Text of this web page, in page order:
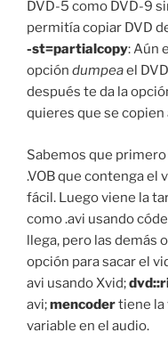
DVD-5 como DVD-9
permitía copiar DVD
-st=partialcopy: Aún
opción dumpeael
después te da la
quieres que se copien
Sabemos que
.VOB que contenga el
fácil. Luego viene la
como .avi usando
llega, pero las demás
opción para sacar el
avi usando Xvid;
avi;mencodertiene la
variable en el audio.